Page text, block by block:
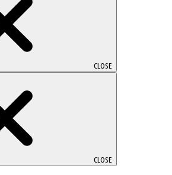
CLOSE
CLOSE